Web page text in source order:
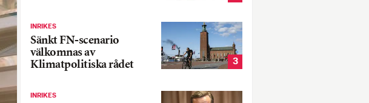
INRIKES
Sänkt FN-scenario
välkomnas av
Klimatpolitiska rådet
3
INRIKES